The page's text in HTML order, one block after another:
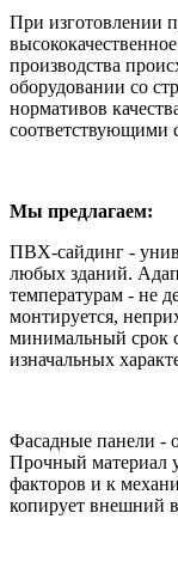
При изготовлении
производства
оборудовании со
нормативов
соответствующими
Мы предлагаем:
ПВХ-сайдинг -
любых зданий.
температурам - не
монтируется,
минимальный срок
изначальных
Фасадные панели -
Прочный материал
факторов и к
копирует внешний